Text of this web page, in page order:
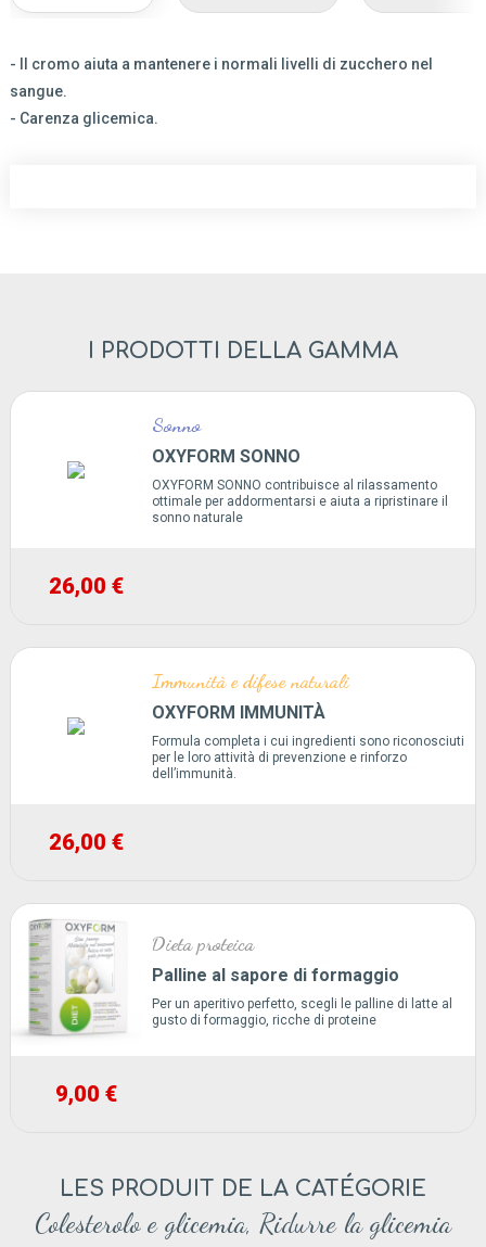
- Il cromo aiuta a mantenere i normali livelli di zucchero nel
sangue.
- Carenza glicemica.
I PRODOTTI DELLA GAMMA
Sonno
OXYFORM SONNO
OXYFORM SONNO contribuisce al rilassamento
ottimale per addormentarsi e aiuta a ripristinare il
sonno naturale
26,00 €
Immunità e difese naturali
OXYFORM IMMUNITÀ
Formula completa i cui ingredienti sono riconosciuti
per le loro attività di prevenzione e rinforzo
dell’immunità.
26,00 €
Dieta proteica
Palline al sapore di formaggio
Per un aperitivo perfetto, scegli le palline di latte al
gusto di formaggio, ricche di proteine
9,00 €
LES PRODUIT DE LA CATÉGORIE
Colesterolo e glicemia, Ridurre la glicemia